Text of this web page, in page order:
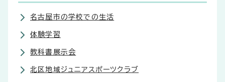
名古屋市の学校での生活
体験学習
教科書展示会
北区地域ジュニアスポーツクラブ